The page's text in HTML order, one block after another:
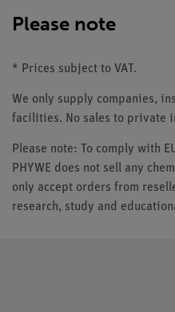
Please note
* Prices subject to VAT.
We only supply companies,
facilities. No sales to private
Please note: To comply with
PHYWE does not sell any
only accept orders from
research, study and